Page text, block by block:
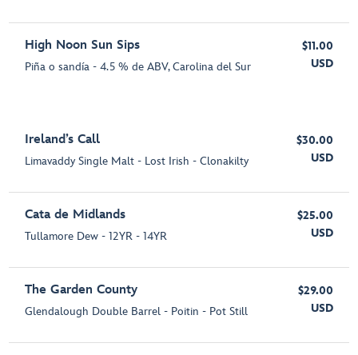
High Noon Sun Sips
Piña o sandía - 4.5 % de ABV, Carolina del Sur
$11.00
USD
Ireland’s Call
Limavaddy Single Malt - Lost Irish - Clonakilty
$30.00
USD
Cata de Midlands
Tullamore Dew - 12YR - 14YR
$25.00
USD
The Garden County
Glendalough Double Barrel - Poitin - Pot Still
$29.00
USD